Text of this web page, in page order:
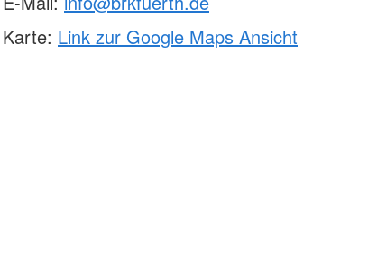
Karte: Link zur Google Maps Ansicht